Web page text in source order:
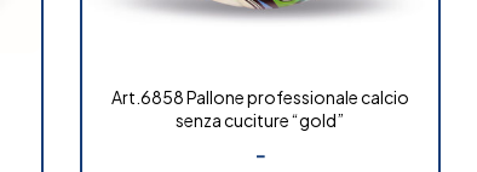
Art.6858 Pallone professionale calcio
senza cuciture “gold”
-